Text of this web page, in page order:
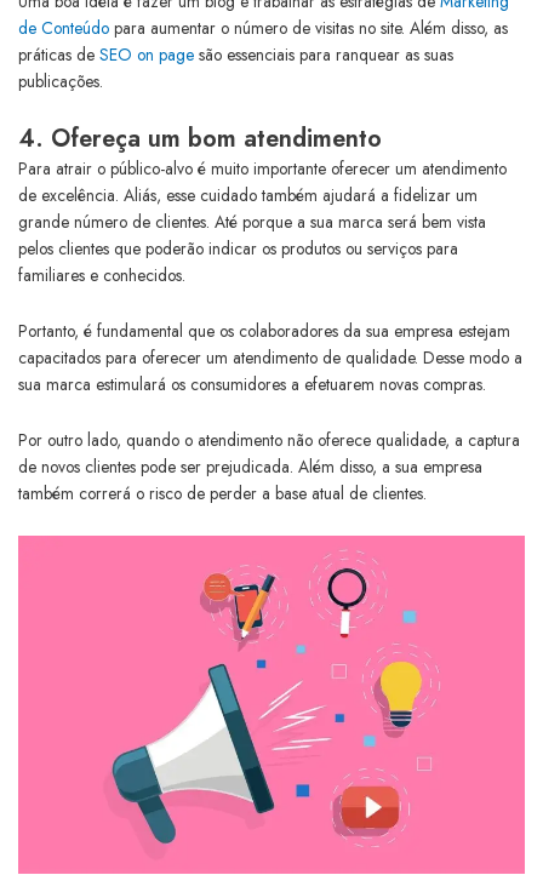
de Conteúdo para aumentar o número de visitas no site. Além disso, as
práticas de SEO on page são essenciais para ranquear as suas
publicações.
4. Ofereça um bom atendimento
Para atrair o público-alvo é muito importante oferecer um atendimento
de excelência. Aliás, esse cuidado também ajudará a fidelizar um
grande número de clientes. Até porque a sua marca será bem vista
pelos clientes que poderão indicar os produtos ou serviços para
familiares e conhecidos.
Portanto, é fundamental que os colaboradores da sua empresa estejam
capacitados para oferecer um atendimento de qualidade. Desse modo a
sua marca estimulará os consumidores a efetuarem novas compras.
Por outro lado, quando o atendimento não oferece qualidade, a captura
de novos clientes pode ser prejudicada. Além disso, a sua empresa
também correrá o risco de perder a base atual de clientes.